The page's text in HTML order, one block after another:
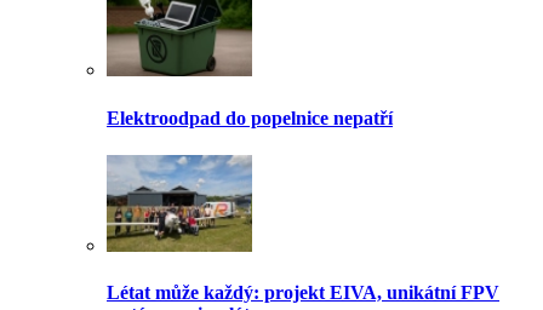
Elektroodpad do popelnice nepatří
Létat může každý: projekt EIVA, unikátní FPV